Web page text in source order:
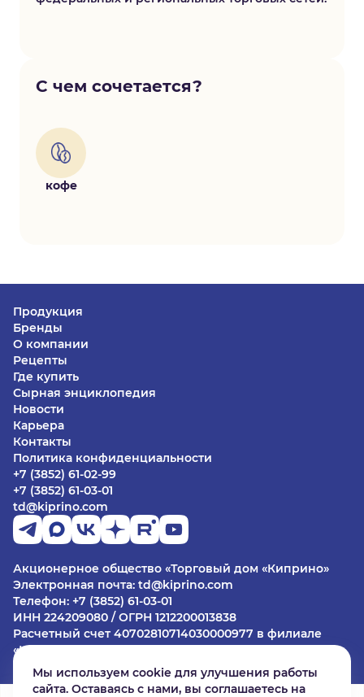
С чем сочетается?
кофе
Продукция
Бренды
О компании
Рецепты
Где купить
Сырная энциклопедия
Новости
Карьера
Контакты
Политика конфиденциальности
+7 (3852) 61-02-99
+7 (3852) 61-03-01
td@kiprino.com
Акционерное общество «Торговый дом «Киприно»
Электронная почта: td@kiprino.com
Телефон: +7 (3852) 61-03-01
ИНН 224209080 / ОГРН 1212200013838
Расчетный счет 40702810714030000977 в филиале
«Центральный» Банка ВТБ (ПАО) в г. Москве
БИК 044525411
Юридический адрес: 656002, Алтайский край г.
Мы используем cookie для улучшения работы
сайта. Оставаясь с нами, вы соглашаетесь на